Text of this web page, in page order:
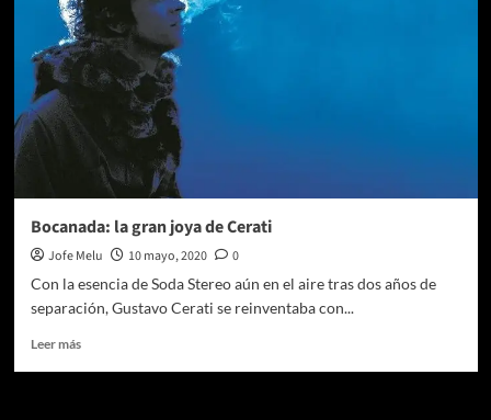
Bocanada: la gran joya de Cerati
Jofe Melu 10 mayo, 2020
0
Con la esencia de Soda Stereo aún en el aire tras dos años de
separación, Gustavo Cerati se reinventaba con...
Leer másLeer